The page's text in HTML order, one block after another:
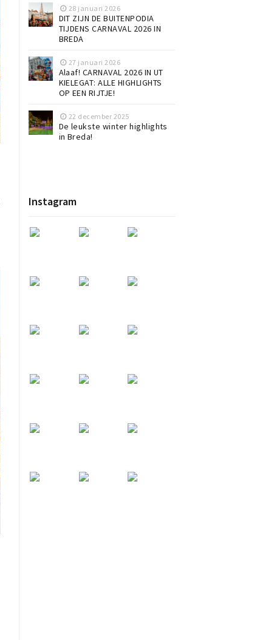
28 januari 2026
DIT ZIJN DE BUITENPODIA
TIJDENS CARNAVAL 2026 IN
BREDA
27 januari 2026
Alaaf! CARNAVAL 2026 IN UT
KIELEGAT: ALLE HIGHLIGHTS
OP EEN RIJTJE!
22 december 2025
De leukste winter highlights
in Breda!
Instagram